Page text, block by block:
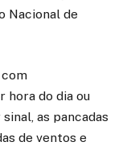
Nacional de
hora do dia ou
as pancadas
de ventos e